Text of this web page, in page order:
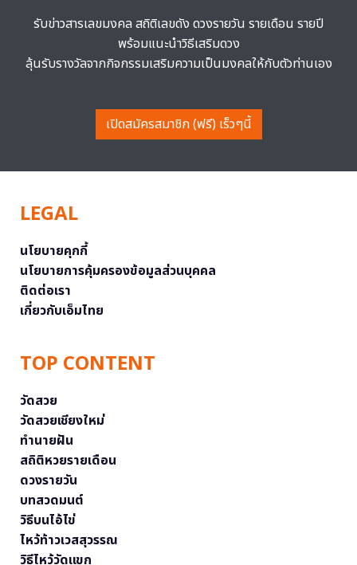
รับข่าวสารเลขมงคล สถิติเลขดัง ดวงรายวัน รายเดือน รายปี
พร้อมแนะนำวิธีเสริมดวง
ลุ้นรับรางวัลจากกิจกรรมเสริมความเป็นมงคลให้กับตัวท่านเอง
เปิดสมัครสมาชิก (ฟรี) เร็วๆนี้
LEGAL
นโยบายคุกกี้
นโยบายการคุ้มครองข้อมูลส่วนบุคคล
ติดต่อเรา
เกี่ยวกับเอ็มไทย
TOP CONTENT
วัดสวย
วัดสวยเชียงใหม่
ทำนายฝัน
สถิติหวยรายเดือน
ดวงรายวัน
บทสวดมนต์
วิธีบนไอ้ไข่
ไหว้ท้าวเวสสุวรรณ
วิธีไหว้วัดแขก